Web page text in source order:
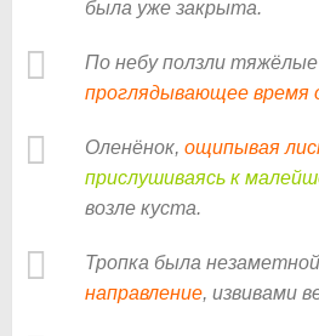
была уже закрыта.
По небу ползли
проглядывающее время
Оленёнок, ощипывая
прислушиваясь к
возле куста.
Тропка была
направление, извивами